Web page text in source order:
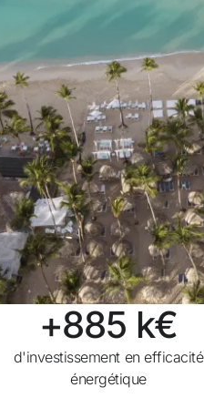
ou utilisez l’une de ces
Connexion via
Connexion par adresse
+885 k€
d'investissement en efficacité
énergétique